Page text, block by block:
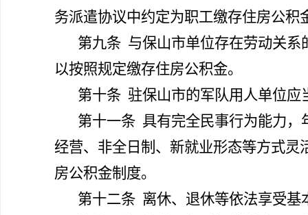
务派遣协议中约定为职工缴存住房公积
第九条 与保山市单位存在劳动关
以按照规定缴存住房公积金。
第十条 驻保山市的军队用人单位
第十一条 具有完全民事行为能力
经营、非全日制、新就业形态等方式
房公积金制度。
第十二条 离休、退休等依法享受